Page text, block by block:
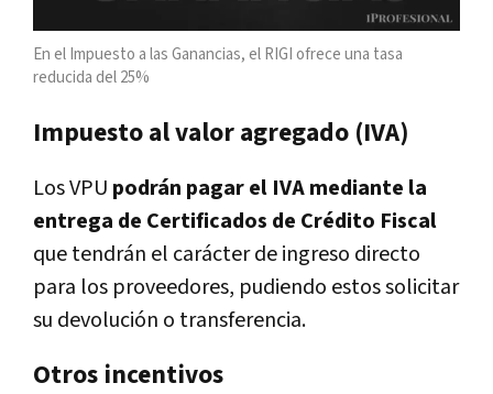
En el Impuesto a las Ganancias, el RIGI ofrece una tasa
reducida del 25%
Impuesto al valor agregado (IVA)
Los VPU podrán pagar el IVA mediante la
entrega de Certificados de Crédito Fiscal
que tendrán el carácter de ingreso directo
para los proveedores, pudiendo estos solicitar
su devolución o transferencia.
Otros incentivos